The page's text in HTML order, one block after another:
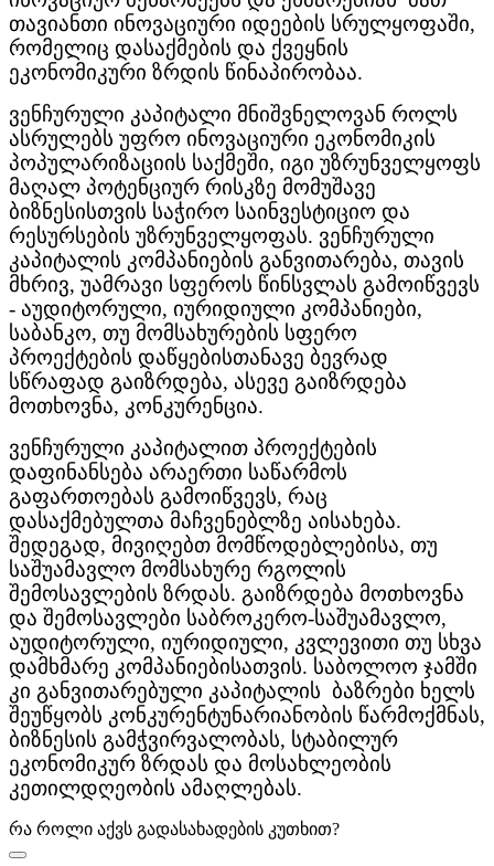
თავიანთი ინოვაციური იდეების სრულყოფაში,
რომელიც დასაქმების და ქვეყნის
ეკონომიკური ზრდის წინაპირობაა.
ვენჩურული კაპიტალი მნიშვნელოვან როლს
ასრულებს უფრო ინოვაციური ეკონომიკის
პოპულარიზაციის საქმეში, იგი უზრუნველყოფს
მაღალ პოტენციურ რისკზე მომუშავე
ბიზნესისთვის საჭირო საინვესტიციო და
რესურსების უზრუნველყოფას. ვენჩურული
კაპიტალის კომპანიების განვითარება, თავის
მხრივ, უამრავი სფეროს წინსვლას გამოიწვევს
- აუდიტორული, იურიდიული კომპანიები,
საბანკო, თუ მომსახურების სფერო
პროექტების დაწყებისთანავე ბევრად
სწრაფად გაიზრდება, ასევე გაიზრდება
მოთხოვნა, კონკურენცია.
ვენჩურული კაპიტალით პროექტების
დაფინანსება არაერთი საწარმოს
გაფართოებას გამოიწვევს, რაც
დასაქმებულთა მაჩვენებლზე აისახება.
შედეგად, მივიღებთ მომწოდებლებისა, თუ
საშუამავლო მომსახურე რგოლის
შემოსავლების ზრდას. გაიზრდება მოთხოვნა
და შემოსავლები საბროკერო-საშუამავლო,
აუდიტორული, იურიდიული, კვლევითი თუ სხვა
დამხმარე კომპანიებისათვის. საბოლოო ჯამში
კი განვითარებული კაპიტალის ბაზრები ხელს
შეუწყობს კონკურენტუნარიანობის წარმოქმნას,
ბიზნესის გამჭვირვალობას, სტაბილურ
ეკონომიკურ ზრდას და მოსახლეობის
კეთილდღეობის ამაღლებას.
რა როლი აქვს გადასახადების კუთხით?